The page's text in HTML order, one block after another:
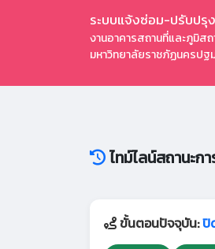
ระบบแจ้งซ่อม-ปรับปรุ
งานอาคารสถานที่และภูมิส
มหาวิทยาลัยราชภัฏนครปฐ
ไทม์ไลน์สถานะก
ขั้นตอนปัจจุบัน:ปิ